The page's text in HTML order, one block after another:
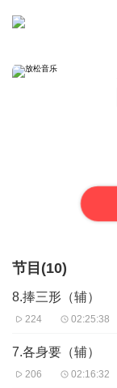
节目(10)
8.捧三形（辅）
224 02:25:38
7.各身要（辅）
206 02:16:32